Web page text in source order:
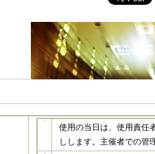
使用の当日は、使用責任
しします。主催者での管